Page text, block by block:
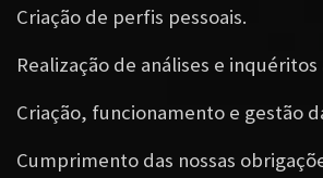
Criação de perfis pessoais.
Realização de análises e
Criação, funcionamento e gestão
Cumprimento das nossas